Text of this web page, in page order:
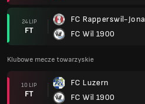
24 LIP
FT
FC Rapperswil-Jona
FC Wil 1900
Klubowe mecze towarzyskie
10 LIP
FT
FC Luzern
FC Wil 1900